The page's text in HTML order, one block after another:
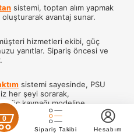
0
Sipariş Takibi Hesabım
sistemi, toptan alım yapmak
avantaj sunar.
hizmetleri ekibi, güç
yanıtlar. Sipariş öncesi ve
sistemi sayesinde, PSU
her şeyi sorarak,
güç kaynağı modeline